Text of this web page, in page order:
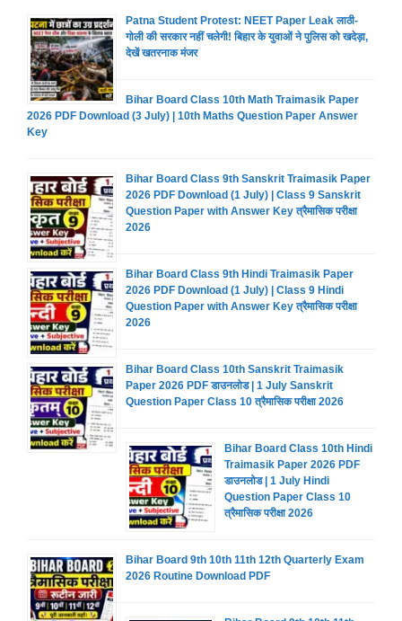
Patna Student Protest: NEET Paper Leak लाठी-
गोली की सरकार नहीं चलेगी! बिहार के युवाओं ने पुलिस को खदेड़ा,
देखें खतरनाक मंजर
Bihar Board Class 10th Math Traimasik Paper
2026 PDF Download (3 July) | 10th Maths Question Paper Answer
Key
Bihar Board Class 9th Sanskrit Traimasik Paper
2026 PDF Download (1 July) | Class 9 Sanskrit
Question Paper with Answer Key त्रैमासिक परीक्षा
2026
Bihar Board Class 9th Hindi Traimasik Paper
2026 PDF Download (1 July) | Class 9 Hindi
Question Paper with Answer Key त्रैमासिक परीक्षा
2026
Bihar Board Class 10th Sanskrit Traimasik
Paper 2026 PDF डाउनलोड | 1 July Sanskrit
Question Paper Class 10 त्रैमासिक परीक्षा 2026
Bihar Board Class 10th Hindi
Traimasik Paper 2026 PDF
डाउनलोड | 1 July Hindi
Question Paper Class 10
त्रैमासिक परीक्षा 2026
Bihar Board 9th 10th 11th 12th Quarterly Exam
2026 Routine Download PDF